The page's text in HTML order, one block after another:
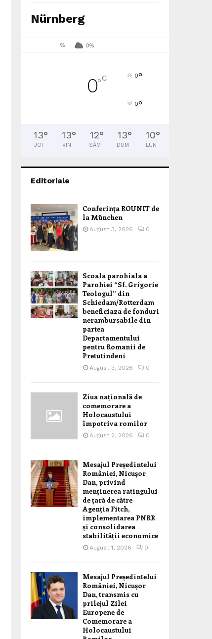
Nürnberg
% 0%
0°C 0°
0°
13°
JOI
13°
VIN
12°
SÂM
13°
DUM
10°
LUN
Editoriale
Conferința ROUNIT de
la München
August 3, 2026 0
Scoala parohiala a
Parohiei “Sf. Grigorie
Teologul” din
Schiedam/Rotterdam
beneficiaza de fonduri
nerambursabile din
partea
Departamentului
pentru Romanii de
Pretutindeni
August 3, 2026 0
Ziua națională de
comemorare a
Holocaustului
împotriva romilor
August 2, 2026 0
Mesajul Președintelui
României, Nicușor
Dan, privind
menținerea ratingului
de țară de către
Agenția Fitch,
implementarea PNRR
și consolidarea
stabilității economice
August 1, 2026 0
Mesajul Președintelui
României, Nicușor
Dan, transmis cu
prilejul Zilei
Europene de
Comemorare a
Holocaustului